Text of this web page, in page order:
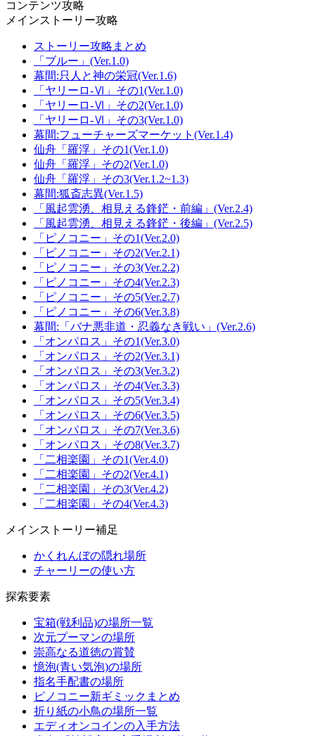
コンテンツ攻略
メインストーリー攻略
ストーリー攻略まとめ
「ブルー」(Ver.1.0)
幕間:只人と神の栄冠(Ver.1.6)
「ヤリーロ-Ⅵ」その1(Ver.1.0)
「ヤリーロ-Ⅵ」その2(Ver.1.0)
「ヤリーロ-Ⅵ」その3(Ver.1.0)
幕間:フューチャーズマーケット(Ver.1.4)
仙舟「羅浮」その1(Ver.1.0)
仙舟「羅浮」その2(Ver.1.0)
仙舟「羅浮」その3(Ver.1.2~1.3)
幕間:狐斎志異(Ver.1.5)
「風起雲湧、相見える鋒鋩・前編」(Ver.2.4)
「風起雲湧、相見える鋒鋩・後編」(Ver.2.5)
「ピノコニー」その1(Ver.2.0)
「ピノコニー」その2(Ver.2.1)
「ピノコニー」その3(Ver.2.2)
「ピノコニー」その4(Ver.2.3)
「ピノコニー」その5(Ver.2.7)
「ピノコニー」その6(Ver.3.8)
幕間:「バナ悪非道・忍義なき戦い」(Ver.2.6)
「オンパロス」その1(Ver.3.0)
「オンパロス」その2(Ver.3.1)
「オンパロス」その3(Ver.3.2)
「オンパロス」その4(Ver.3.3)
「オンパロス」その5(Ver.3.4)
「オンパロス」その6(Ver.3.5)
「オンパロス」その7(Ver.3.6)
「オンパロス」その8(Ver.3.7)
「二相楽園」その1(Ver.4.0)
「二相楽園」その2(Ver.4.1)
「二相楽園」その3(Ver.4.2)
「二相楽園」その4(Ver.4.3)
メインストーリー補足
かくれんぼの隠れ場所
チャーリーの使い方
探索要素
宝箱(戦利品)の場所一覧
次元プーマンの場所
崇高なる道徳の賞賛
憶泡(青い気泡)の場所
指名手配書の場所
ピノコニー新ギミックまとめ
折り紙の小鳥の場所一覧
エディオンコインの入手方法